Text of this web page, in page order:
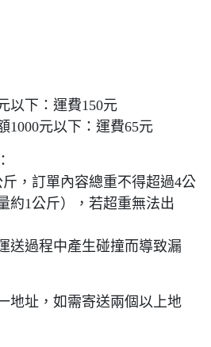
以下：運費150元
1000元以下：運費65元
，訂單內容總重不得超過4公
約1公斤），若超重無法出
送過程中產生碰撞而導致漏
地址，如需寄送兩個以上地